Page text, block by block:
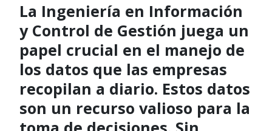
La Ingeniería en Información
y Control de Gestión juega un
papel crucial en el manejo de
los datos que las empresas
recopilan a diario. Estos datos
son un recurso valioso para la